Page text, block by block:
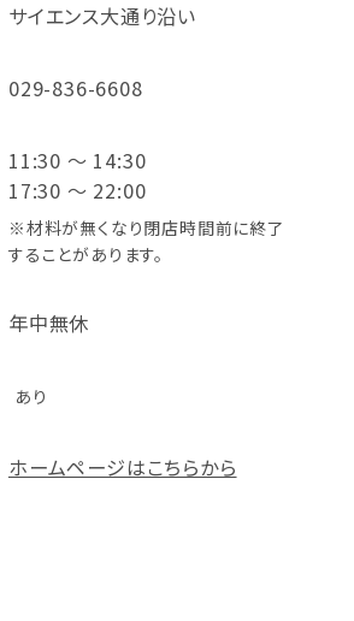
サイエンス大通り沿い
029-836-6608
11:30 ～ 14:30
17:30 ～ 22:00
※材料が無くなり閉店時間前に終了
することがあります。
年中無休
あり
ホームページはこちらから